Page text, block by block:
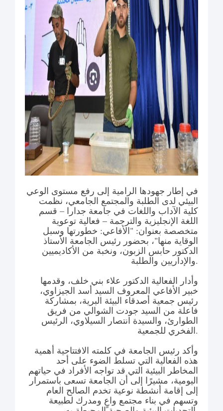
في إطار جهودها الرامية إلى رفع مستوى الوعي
البيئي لدى الطلبة والمجتمع الجامعي، نظمت
كلية الآداب واللغات في جامعة جدارا – قسم
اللغة الإنجليزية والترجمة – فعالية توعوية
متخصصة بعنوان: "الأفاعي: خطورتها وسبل
الوقاية منها"، بحضور رئيس الجامعة الأستاذ
الدكتور حابس الزبون، ونخبة من الأكاديميين
والإداريين والطلبة.
وأدار الفعالية الدكتور علاء بني خلف، وقدمها
خبير الأفاعي المعروف السيد أسد الجيزاوي،
رئيس جمعية أصدقاء البيئة البرية، بمشاركة
فاعلة من السيد جودت الشوالي من فريق
الطوارئ، والسيدة انتصار السيلاوي، الرئيس
الفخري للجمعية.
وأكد رئيس الجامعة في كلمته الافتتاحية أهمية
هذه الفعالية التي تسلط الضوء على أحد
المخاطر البيئية التي قد تواجه الأفراد في حياتهم
اليومية، مشيرًا إلى أن الجامعة تسعى باستمرار
إلى إقامة أنشطة نوعية تخدم الصالح العام
وتسهم في بناء مجتمع واعٍ ومدرك لطبيعة